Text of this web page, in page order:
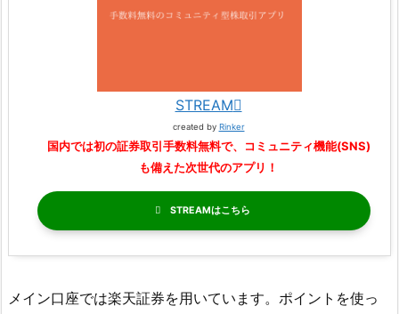
STREAM
created by Rinker
国内では初の証券取引手数料無料で、コミュニティ機能(SNS)
も備えた次世代のアプリ！
STREAM
メイン口座では楽天証券を用いています。ポイントを使っ